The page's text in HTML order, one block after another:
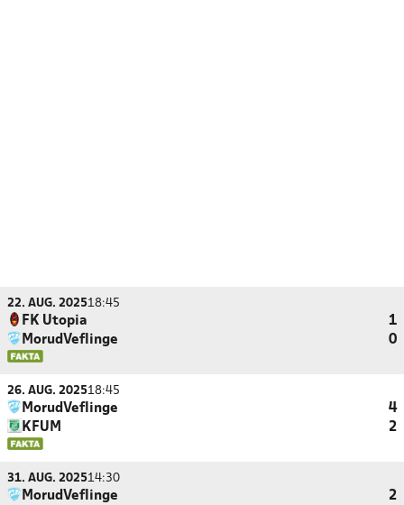
22. AUG. 202518:45
FK Utopia
1
MorudVeflinge
0
26. AUG. 202518:45
MorudVeflinge
4
KFUM
2
31. AUG. 202514:30
MorudVeflinge
2